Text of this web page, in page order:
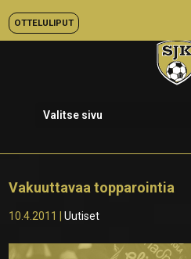
OTTELULIPUT
Valitse sivu
Vakuuttavaa topparointia
10.4.2011 |Uutiset